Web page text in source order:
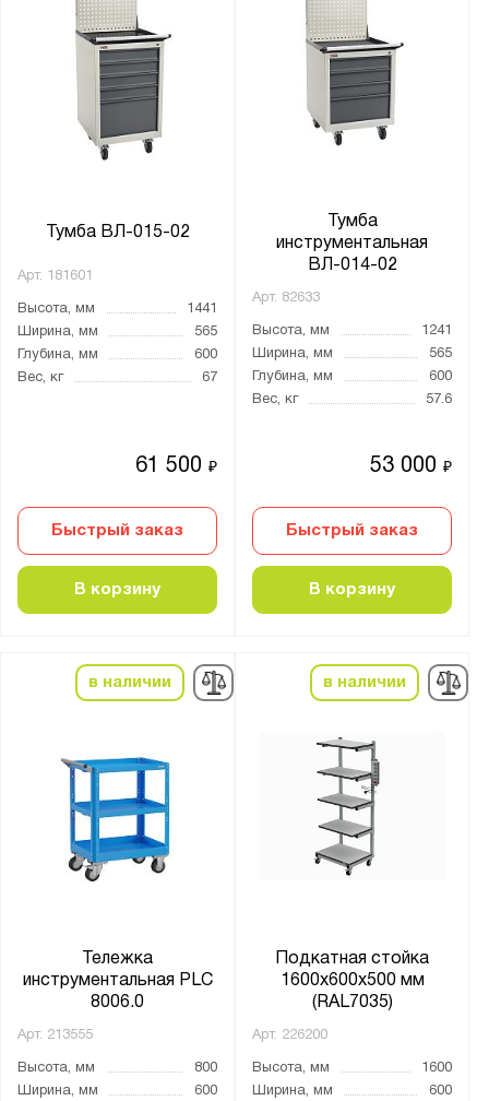
Тумба ВЛ-015-02
Арт. 181601
Высота, мм
1441
Ширина, мм
565
Глубина, мм
600
Вес, кг
67
61 500₽
Быстрый заказ
В корзину
Тумба
инструментальная
ВЛ-014-02
Арт. 82633
Высота, мм
1241
Ширина, мм
565
Глубина, мм
600
Вес, кг
57.6
53 000₽
Быстрый заказ
В корзину
в наличии
Тележка
инструментальная PLC
8006.0
Арт. 213555
Высота, мм
800
Ширина, мм
600
в наличии
Подкатная стойка
1600х600x500 мм
(RAL7035)
Арт. 226200
Высота, мм
1600
Ширина, мм
600